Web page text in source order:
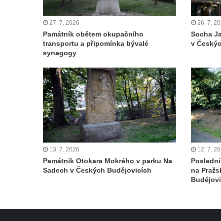
Lužci nad Vltavou
Kenotaf Miloslava Švice na hřbitově v Lužci
nad Vltavou
Hrob Václava Kufnera na hřbitově v Lužci
nad Vltavou
Pomník vojákům Rudé armády na hřbitově
v Lužci nad Vltavou
Pomník Ladislava Sedláčka a Karla Pelce u
silnice severně od Lužce nad Vltavou
Kenotaf Alfeda Harnische na hřbitově v
Hrobčicích
Pomník obětem válek v Hrobčicích
Pomník obětem válek v Mirošovicích
27. 7. 2026
Památník obětem okupačního
transportu a připomínka bývalé
synagogy
26. 7.
Socha
v
13. 7. 2026
Památník Otokara Mokrého v parku Na
Sadech v Českých Budějovicích
12. 7.
na